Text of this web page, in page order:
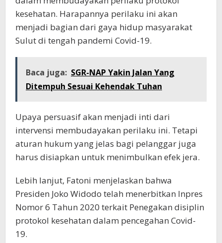
kesehatan. Harapannya perilaku ini akan
menjadi bagian dari gaya hidup masyarakat
Sulut di tengah pandemi Covid-19.
Baca juga: SGR-NAP Yakin Jalan Yang
Ditempuh Sesuai Kehendak Tuhan
Upaya persuasif akan menjadi inti dari
intervensi membudayakan perilaku ini. Tetapi
aturan hukum yang jelas bagi pelanggar juga
harus disiapkan untuk menimbulkan efek jera.
Lebih lanjut, Fatoni menjelaskan bahwa
Presiden Joko Widodo telah menerbitkan Inpres
Nomor 6 Tahun 2020 terkait Penegakan disiplin
protokol kesehatan dalam pencegahan Covid-
19.